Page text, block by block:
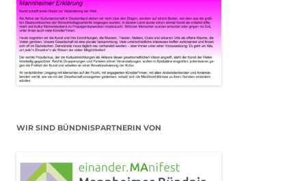
WIR SIND BÜNDNISPARTNERIN VON